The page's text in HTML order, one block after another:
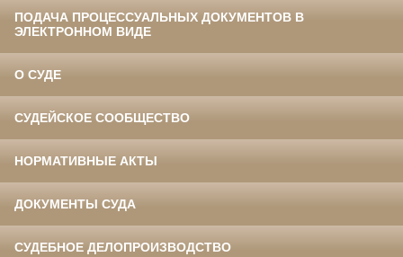
ПОДАЧА ПРОЦЕССУАЛЬНЫХ ДОКУМЕНТОВ В
ЭЛЕКТРОННОМ ВИДЕ
О СУДЕ
СУДЕЙСКОЕ СООБЩЕСТВО
НОРМАТИВНЫЕ АКТЫ
ДОКУМЕНТЫ СУДА
СУДЕБНОЕ ДЕЛОПРОИЗВОДСТВО